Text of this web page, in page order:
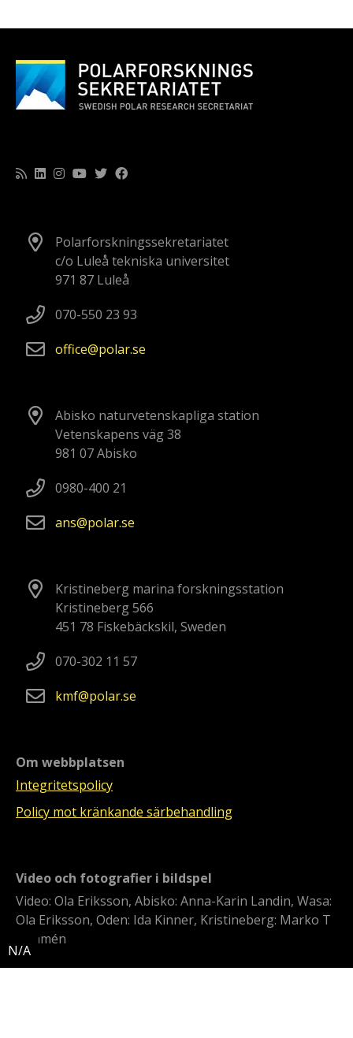
Polarforskningssekretariatet
c/o Luleå tekniska universitet
971 87 Luleå
070-550 23 93
office
polarse
Abisko naturvetenskapliga station
Vetenskapens väg 38
981 07 Abisko
0980-400 21
ans
polarse
Kristineberg marina forskningsstation
Kristineberg 566
451 78 Fiskebäckskil, Sweden
070-302 11 57
kmf
polarse
Om webbplatsen
Integritetspolicy
Policy mot kränkande särbehandling
Video och fotografier i bildspel
Video: Ola Eriksson, Abisko: Anna-Karin Landin, Wasa:
Ola Eriksson, Oden: Ida Kinner, Kristineberg: Marko T
Wramén